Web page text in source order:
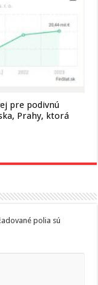
pre podivnú
Prahy, ktorá
polia sú